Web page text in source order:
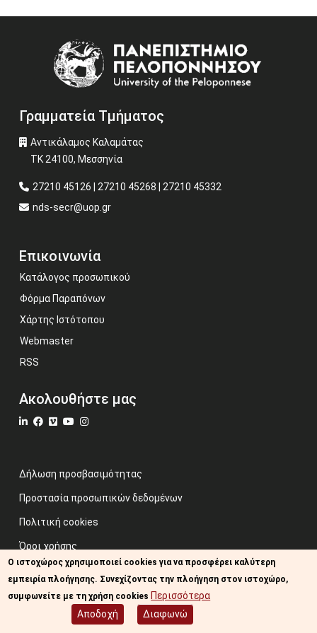
Γραμματεία Τμήματος
Αντικάλαμος Καλαμάτας
ΤΚ 24100, Μεσσηνία
27210 45126 | 27210 45268 | 27210 45332
nds-secr@uop.gr
Επικοινωνία
Κατάλογος προσωπικού
Φόρμα Παραπόνων
Χάρτης Ιστότοπου
Webmaster
RSS
Ακολουθήστε μας
Δήλωση προσβασιμότητας
Προστασία προσωπικών δεδομένων
Πολιτική cookies
Όροι χρήσης
Προηγούμενος ιστότοπος
Image credits: Some designed by Freepik
Ο ιστοχώρος χρησιμοποιεί cookies για να προσφέρει καλύτερη
εμπειρία πλοήγησης. Συνεχίζοντας την πλοήγηση στον ιστοχώρο,
συμφωνείτε με τη χρήση cookies Περισσότερα
Αποδοχή
Διαφωνώ